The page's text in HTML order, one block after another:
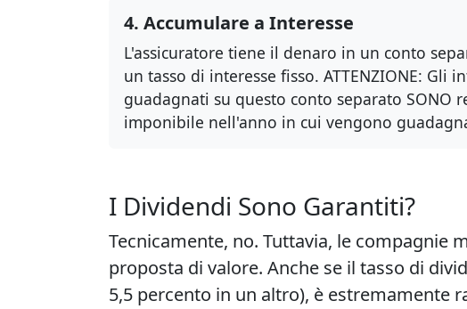
4. Accumulare a Interesse
L'assicuratore tiene il denaro in un conto
un tasso di interesse fisso. ATTENZIONE: Gli
guadagnati su questo conto separato SONO
imponibile nell'anno in cui vengono
I Dividendi Sono Garantiti?
Tecnicamente, no. Tuttavia, le compagnie
proposta di valore. Anche se il tasso di
5,5 percento in un altro), è estremamente